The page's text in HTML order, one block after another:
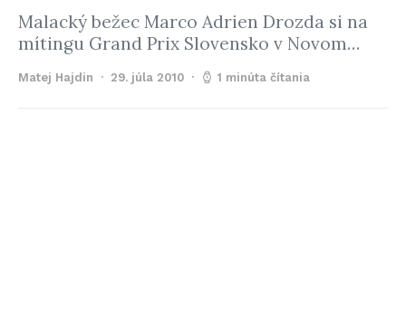
Malacký bežec Marco Adrien Drozda si na
mítingu Grand Prix Slovensko v Novom…
Matej Hajdin 29. júla 2010 1 minúta čítania